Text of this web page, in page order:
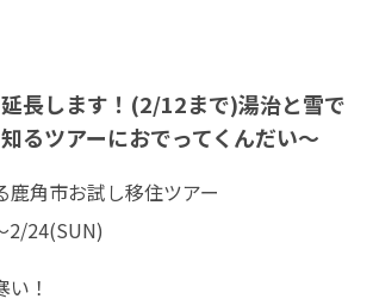
長します！(2/12まで)湯治と雪で
るツアーにおでってくんだい～
鹿角市お試し移住ツアー
2/24(SUN)
！